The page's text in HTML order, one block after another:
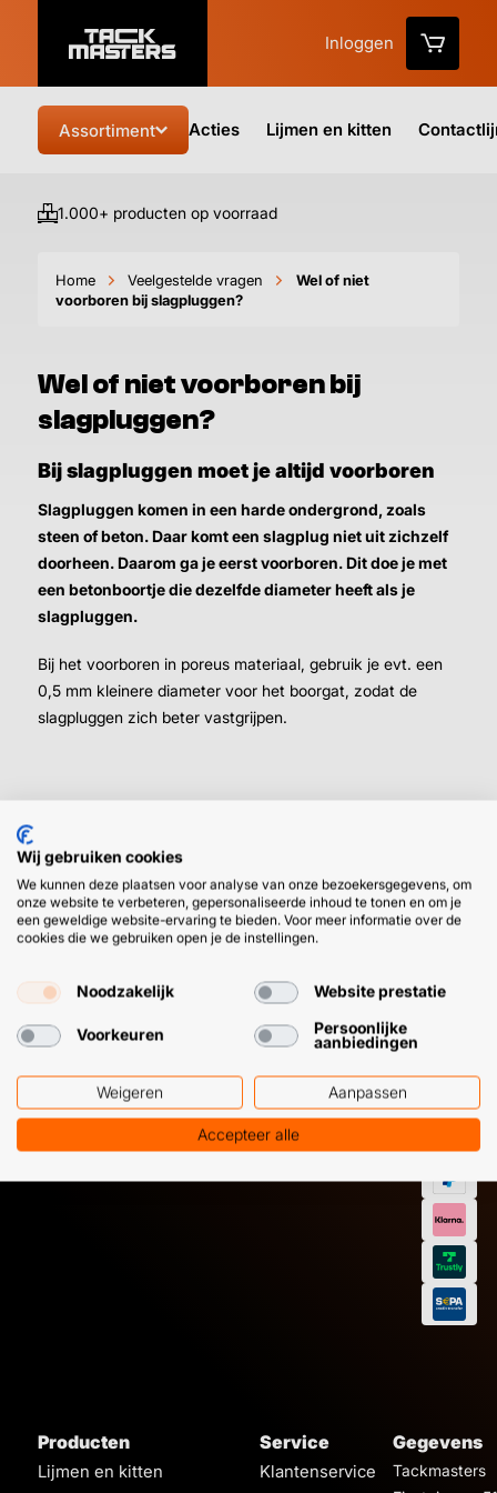
Inloggen
Assortiment Acties Lijmen en kitten
1.000+ producten op voorraad
Home Veelgestelde vragen
Wel of niet
voorboren bij slagpluggen?
Wel of niet voorboren bij
slagpluggen?
Bij slagpluggen moet je altijd voorboren
Slagpluggen komen in een harde ondergrond, zoals
steen of beton. Daar komt een slagplug niet uit zichzelf
doorheen. Daarom ga je eerst voorboren. Dit doe je met
een betonboortje die dezelfde diameter heeft als je
slagpluggen.
Bij het voorboren in poreus materiaal, gebruik je evt. een
0,5 mm kleinere diameter voor het boorgat, zodat de
slagpluggen zich beter vastgrijpen.
HULP OF ADVIES NODIG?
+31 (0) 85 303
+31 (0) 6 11
BETAAL
Producten
Lijmen en kitten
Service
Klantenservice
Gegevens
Tackmasters
Wij gebruiken cookies
We kunnen deze plaatsen voor analyse van onze bezoekersgegevens, om
onze website te verbeteren, gepersonaliseerde inhoud te tonen en om je
een geweldige website-ervaring te bieden. Voor meer informatie over de
cookies die we gebruiken open je de instellingen.
Noodzakelijk Website prestatie
Voorkeuren
Persoonlijke
aanbiedingen
Weigeren Aanpassen
Accepteer alle